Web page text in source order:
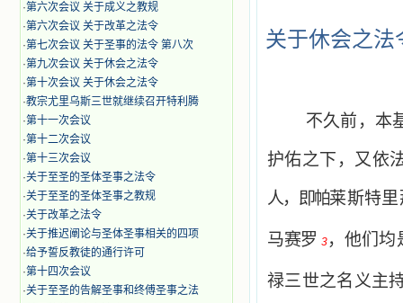
·第六次会议 关于成义之教规
·第六次会议 关于改革之法令
·第七次会议 关于圣事的法令 第八次
·第九次会议 关于休会之法令
·第十次会议 关于休会之法令
·教宗尤里乌斯三世就继续召开特利腾
·第十一次会议
·第十二次会议
·第十三次会议
·关于至圣的圣体圣事之法令
·关于至圣的圣体圣事之教规
·关于改革之法令
·关于推迟阐论与圣体圣事相关的四项
·给予誓反教徒的通行许可
·第十四次会议
·关于至圣的告解圣事和终傅圣事之法
关于休会之法
不久前，本
护佑之下，又依
人，即帕莱斯特
马赛罗 3，他们均
禄三世之名义主